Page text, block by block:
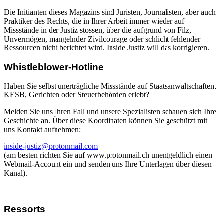
Die Initianten dieses Magazins sind Juristen, Journalisten, aber auch
Praktiker des Rechts, die in Ihrer Arbeit immer wieder auf
Missstände in der Justiz stossen, über die aufgrund von Filz,
Unvermögen, mangelnder Zivilcourage oder schlicht fehlender
Ressourcen nicht berichtet wird. Inside Justiz will das korrigieren.
Whistleblower-Hotline
Haben Sie selbst unerträgliche Missstände auf Staatsanwaltschaften,
KESB, Gerichten oder Steuerbehörden erlebt?
Melden Sie uns Ihren Fall und unsere Spezialisten schauen sich Ihre
Geschichte an. Über diese Koordinaten können Sie geschützt mit
uns Kontakt aufnehmen:
inside-justiz@protonmail.com
(am besten richten Sie auf www.protonmail.ch unentgeldlich einen
Webmail-Account ein und senden uns Ihre Unterlagen über diesen
Kanal).
Ressorts